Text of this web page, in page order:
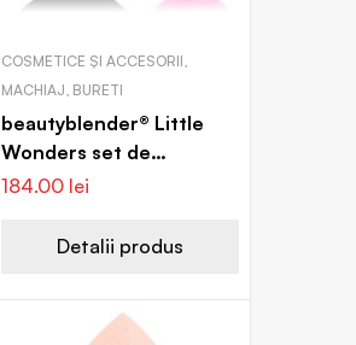
COSMETICE ȘI ACCESORII,
MACHIAJ, BURETI
beautyblender® Little
Wonders set de
aplicatoare pentru
184.00 lei
Detalii produs